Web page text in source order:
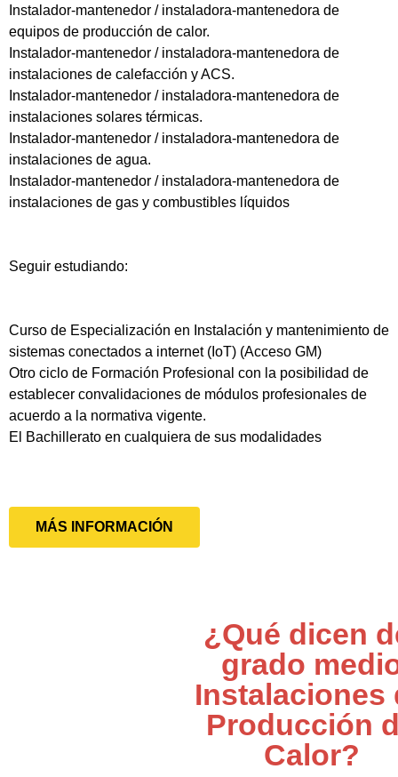
Instalador-mantenedor / instaladora-mantenedora de
equipos de producción de calor.
Instalador-mantenedor / instaladora-mantenedora de
instalaciones de calefacción y ACS.
Instalador-mantenedor / instaladora-mantenedora de
instalaciones solares térmicas.
Instalador-mantenedor / instaladora-mantenedora de
instalaciones de agua.
Instalador-mantenedor / instaladora-mantenedora de
instalaciones de gas y combustibles líquidos
Seguir estudiando:
Curso de Especialización en Instalación y mantenimiento de
sistemas conectados a internet (IoT) (Acceso GM)
Otro ciclo de Formación Profesional con la posibilidad de
establecer convalidaciones de módulos profesionales de
acuerdo a la normativa vigente.
El Bachillerato en cualquiera de sus modalidades
MÁS INFORMACIÓN
¿Qué dicen
grado
Instalaciones
Producción
Calor?